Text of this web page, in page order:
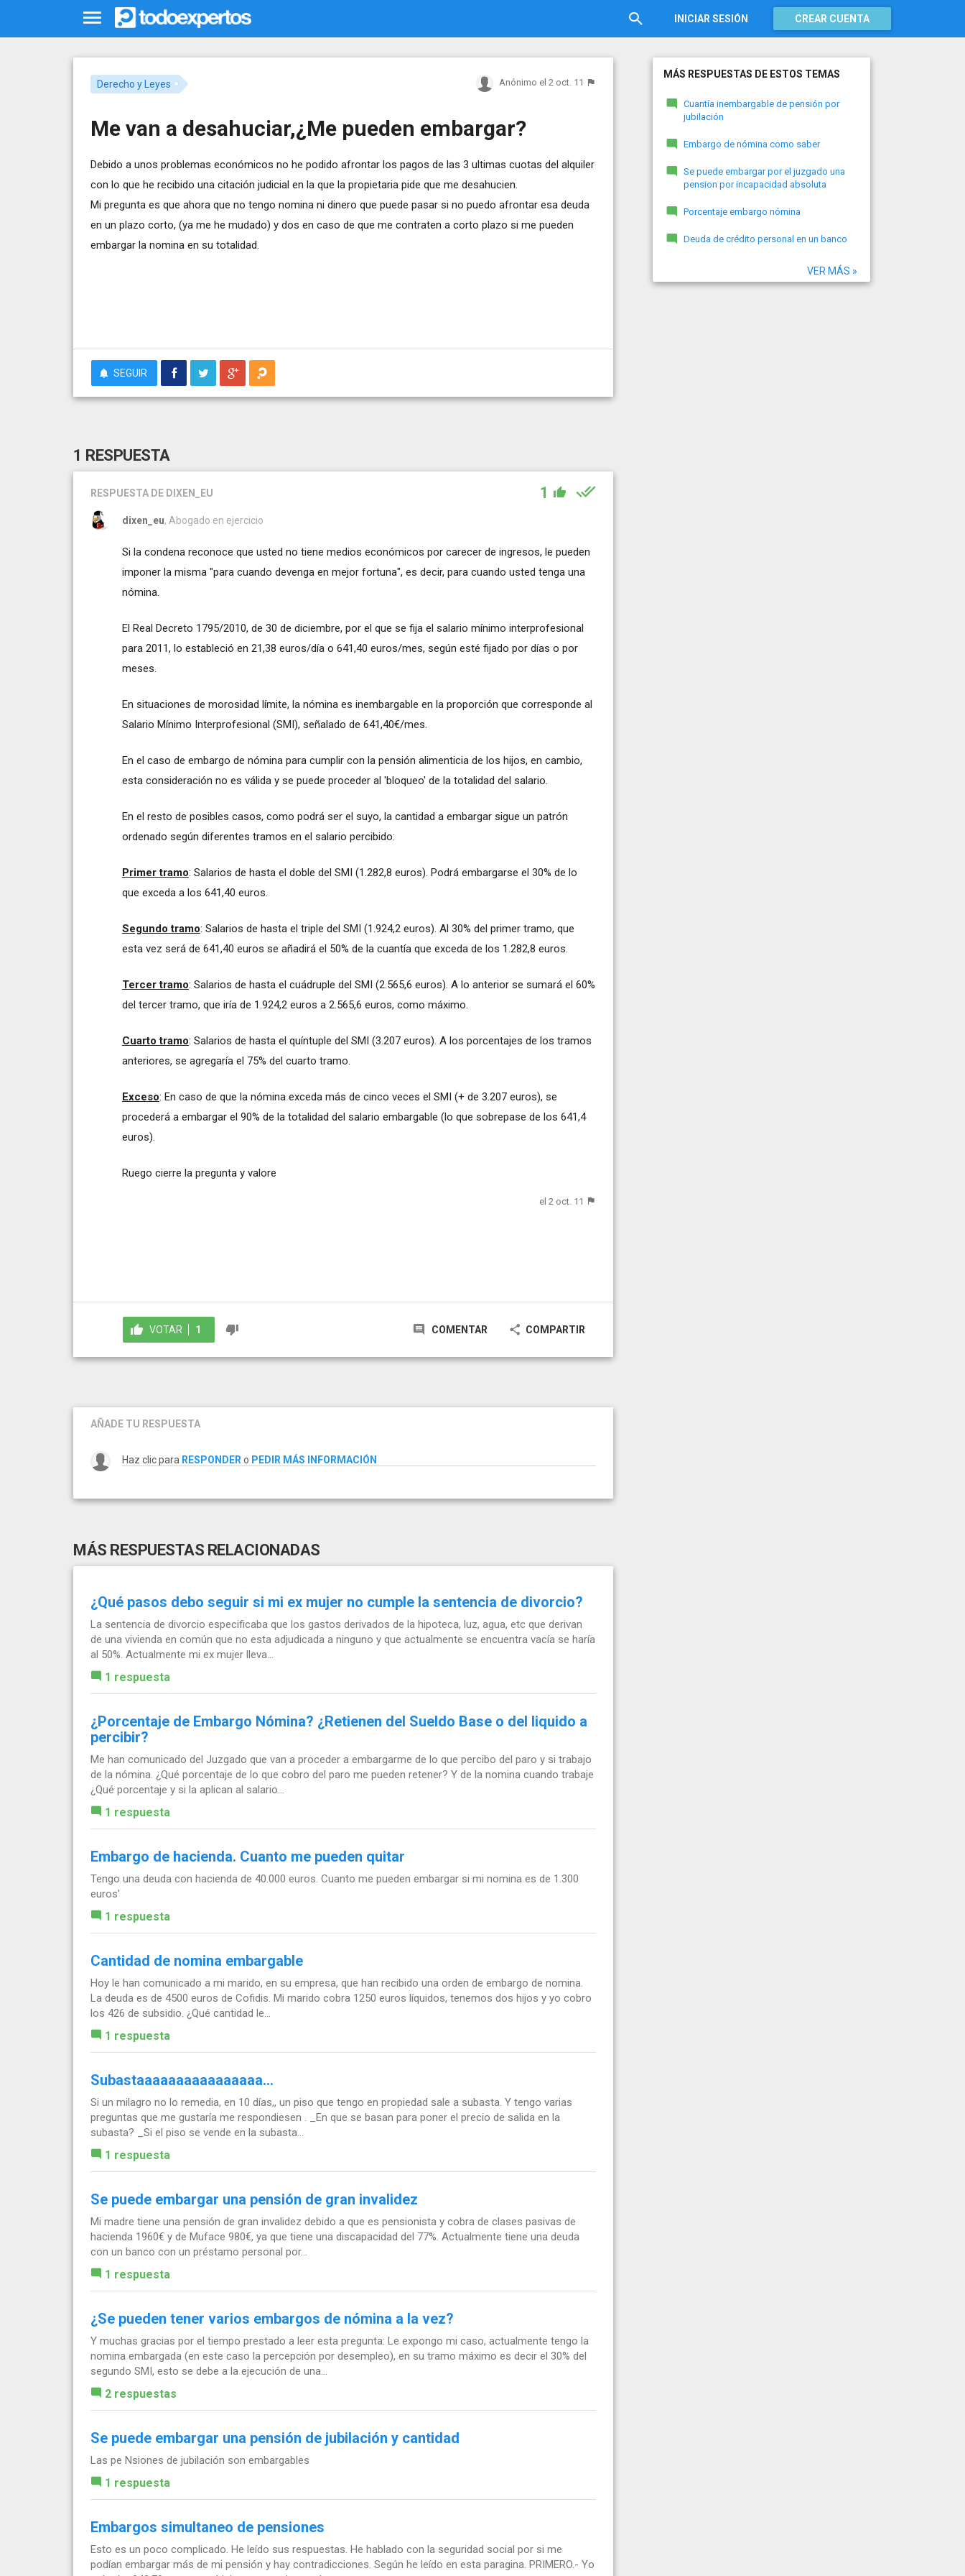
INICIAR SESIÓN CREAR CUENTA
Derecho y Leyes Anónimo el 2 oct. 11
Me van a desahuciar,¿Me pueden embargar?
Debido a unos problemas económicos no he podido afrontar los pagos de las 3 ultimas cuotas del alquiler
con lo que he recibido una citación judicial en la que la propietaria pide que me desahucien.
Mi pregunta es que ahora que no tengo nomina ni dinero que puede pasar si no puedo afrontar esa deuda
en un plazo corto, (ya me he mudado) y dos en caso de que me contraten a corto plazo si me pueden
embargar la nomina en su totalidad.
SEGUIR
1 RESPUESTA
RESPUESTA DE DIXEN_EU 1
dixen_eu, Abogado en ejercicio
Si la condena reconoce que usted no tiene medios económicos por carecer de ingresos, le pueden
imponer la misma "para cuando devenga en mejor fortuna", es decir, para cuando usted tenga una
nómina.
El Real Decreto 1795/2010, de 30 de diciembre, por el que se fija el salario mínimo interprofesional
para 2011, lo estableció en 21,38 euros/día o 641,40 euros/mes, según esté fijado por días o por
meses.
En situaciones de morosidad límite, la nómina es inembargable en la proporción que corresponde al
Salario Mínimo Interprofesional (SMI), señalado de 641,40€/mes.
En el caso de embargo de nómina para cumplir con la pensión alimenticia de los hijos, en cambio,
esta consideración no es válida y se puede proceder al 'bloqueo' de la totalidad del salario.
En el resto de posibles casos, como podrá ser el suyo, la cantidad a embargar sigue un patrón
ordenado según diferentes tramos en el salario percibido:
Primer tramo: Salarios de hasta el doble del SMI (1.282,8 euros). Podrá embargarse el 30% de lo
que exceda a los 641,40 euros.
Segundo tramo: Salarios de hasta el triple del SMI (1.924,2 euros). Al 30% del primer tramo, que
esta vez será de 641,40 euros se añadirá el 50% de la cuantía que exceda de los 1.282,8 euros.
Tercer tramo: Salarios de hasta el cuádruple del SMI (2.565,6 euros). A lo anterior se sumará el 60%
del tercer tramo, que iría de 1.924,2 euros a 2.565,6 euros, como máximo.
Cuarto tramo: Salarios de hasta el quíntuple del SMI (3.207 euros). A los porcentajes de los tramos
anteriores, se agregaría el 75% del cuarto tramo.
Exceso: En caso de que la nómina exceda más de cinco veces el SMI (+ de 3.207 euros), se
procederá a embargar el 90% de la totalidad del salario embargable (lo que sobrepase de los 641,4
euros).
Ruego cierre la pregunta y valore
el 2 oct. 11
VOTAR 1 COMENTAR COMPARTIR
AÑADE TU RESPUESTA
Haz clic para RESPONDER o PEDIR MÁS INFORMACIÓN
MÁS RESPUESTAS RELACIONADAS
¿Qué pasos debo seguir si mi ex mujer no cumple la sentencia de divorcio?
La sentencia de divorcio especificaba que los gastos derivados de la hipoteca, luz, agua, etc que derivan
de una vivienda en común que no esta adjudicada a ninguno y que actualmente se encuentra vacía se haría
al 50%. Actualmente mi ex mujer lleva...
1 respuesta
¿Porcentaje de Embargo Nómina? ¿Retienen del Sueldo Base o del liquido a
percibir?
Me han comunicado del Juzgado que van a proceder a embargarme de lo que percibo del paro y si trabajo
de la nómina. ¿Qué porcentaje de lo que cobro del paro me pueden retener? Y de la nomina cuando trabaje
¿Qué porcentaje y si la aplican al salario...
1 respuesta
Embargo de hacienda. Cuanto me pueden quitar
Tengo una deuda con hacienda de 40.000 euros. Cuanto me pueden embargar si mi nomina es de 1.300
euros'
1 respuesta
Cantidad de nomina embargable
Hoy le han comunicado a mi marido, en su empresa, que han recibido una orden de embargo de nomina.
La deuda es de 4500 euros de Cofidis. Mi marido cobra 1250 euros líquidos, tenemos dos hijos y yo cobro
los 426 de subsidio. ¿Qué cantidad le...
1 respuesta
Subastaaaaaaaaaaaaaaaa...
Si un milagro no lo remedia, en 10 días,, un piso que tengo en propiedad sale a subasta. Y tengo varias
preguntas que me gustaría me respondiesen . _En que se basan para poner el precio de salida en la
subasta? _Si el piso se vende en la subasta...
1 respuesta
Se puede embargar una pensión de gran invalidez
Mi madre tiene una pensión de gran invalidez debido a que es pensionista y cobra de clases pasivas de
hacienda 1960€ y de Muface 980€, ya que tiene una discapacidad del 77%. Actualmente tiene una deuda
con un banco con un préstamo personal por...
1 respuesta
¿Se pueden tener varios embargos de nómina a la vez?
Y muchas gracias por el tiempo prestado a leer esta pregunta: Le expongo mi caso, actualmente tengo la
nomina embargada (en este caso la percepción por desempleo), en su tramo máximo es decir el 30% del
segundo SMI, esto se debe a la ejecución de una...
2 respuestas
Se puede embargar una pensión de jubilación y cantidad
Las pe Nsiones de jubilación son embargables
1 respuesta
Embargos simultaneo de pensiones
Esto es un poco complicado. He leído sus respuestas. He hablado con la seguridad social por si me
podían embargar más de mi pensión y hay contradicciones. Según he leído en esta paragina. PRIMERO.- Yo
MÁS RESPUESTAS DE ESTOS TEMAS
Cuantía inembargable de pensión por
jubilación
Embargo de nómina como saber
Se puede embargar por el juzgado una
pension por incapacidad absoluta
Porcentaje embargo nómina
Deuda de crédito personal en un banco
VER MÁS »